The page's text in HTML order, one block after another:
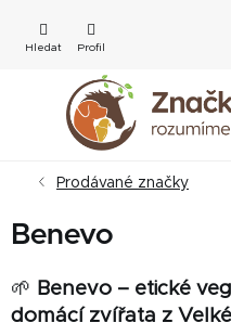
obsah
Prodávané značky
Benevo
🌱 Benevo – etické
domácí zvířata z